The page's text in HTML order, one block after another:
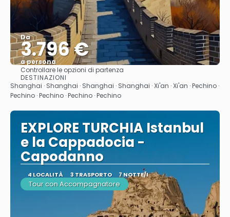
Da
3.796 €
a persona
Vedere
Controllare le opzioni di partenza
DESTINAZIONI
Shanghai · Shanghai · Shanghai · Shanghai · Xi'an · Xi'an · Pechino ·
Pechino · Pechino · Pechino · Pechino
EXPLORE TURCHIA Istanbul
e la Cappadocia -
Capodanno
4 LOCALITÀ 3 TRASPORTO 7 NOTTE/I
Tour con Accompagnatore